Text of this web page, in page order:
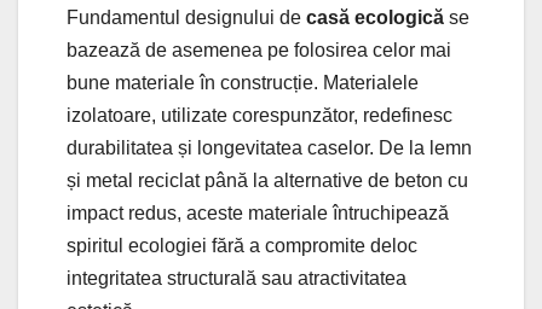
Fundamentul designului de casă ecologică se
bazează de asemenea pe folosirea celor mai
bune materiale în construcție. Materialele
izolatoare, utilizate corespunzător, redefinesc
durabilitatea și longevitatea caselor. De la lemn
și metal reciclat până la alternative de beton cu
impact redus, aceste materiale întruchipează
spiritul ecologiei fără a compromite deloc
integritatea structurală sau atractivitatea